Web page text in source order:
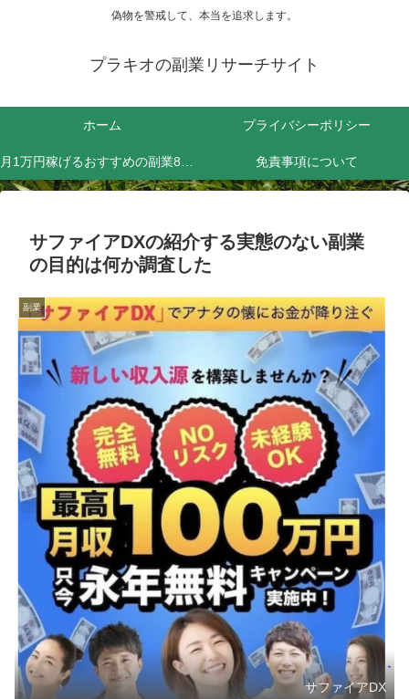
偽物を警戒して、本当を追求します。
プラキオの副業リサーチサイト
ホーム プライバシーポリシー
月1万円稼げるおすすめの副業8選！効率よく稼ぐためにやるべきことは？ 免責事項について
サファイアDXの紹介する実態のない副業
の目的は何か調査した
副業
サファイアDX